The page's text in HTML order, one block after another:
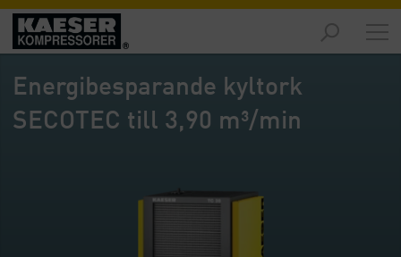
Marknader
-
Översikt
Produkter
Energibesparande kyltork
SECOTEC till 3,90 m³/min